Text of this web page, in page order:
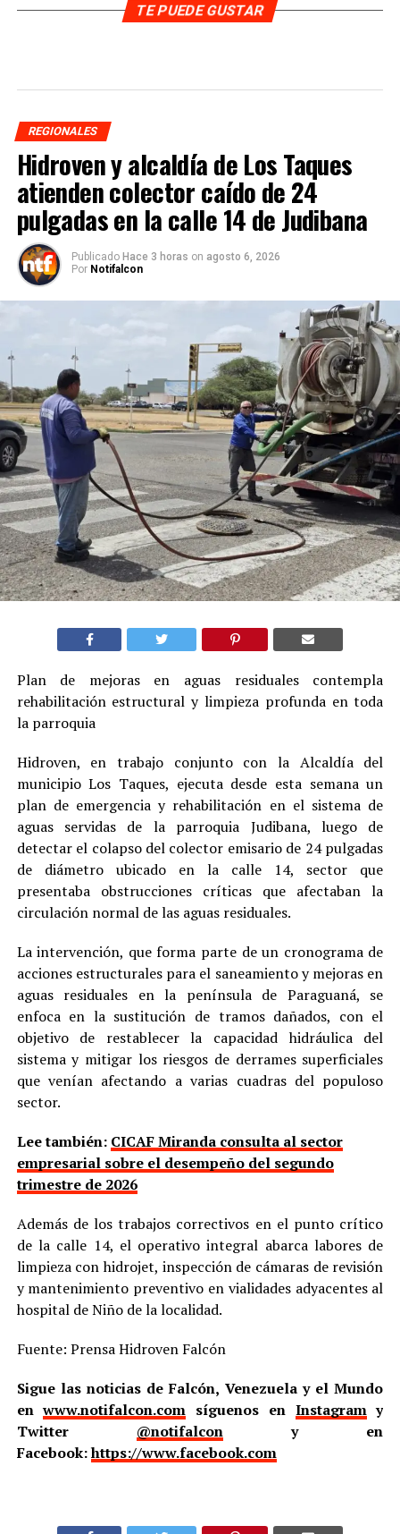
TE PUEDE GUSTAR
REGIONALES
Hidroven y alcaldía de Los Taques
atienden colector caído de 24
pulgadas en la calle 14 de Judibana
Publicado Hace 3 horas on agosto 6, 2026
Por Notifalcon
Plan de mejoras en aguas residuales contempla
rehabilitación estructural y limpieza profunda en toda
la parroquia
Hidroven, en trabajo conjunto con la Alcaldía del
municipio Los Taques, ejecuta desde esta semana un
plan de emergencia y rehabilitación en el sistema de
aguas servidas de la parroquia Judibana, luego de
detectar el colapso del colector emisario de 24 pulgadas
de diámetro ubicado en la calle 14, sector que
presentaba obstrucciones críticas que afectaban la
circulación normal de las aguas residuales.
La intervención, que forma parte de un cronograma de
acciones estructurales para el saneamiento y mejoras en
aguas residuales en la península de Paraguaná, se
enfoca en la sustitución de tramos dañados, con el
objetivo de restablecer la capacidad hidráulica del
sistema y mitigar los riesgos de derrames superficiales
que venían afectando a varias cuadras del populoso
sector.
Lee también: CICAF Miranda consulta al sector
empresarial sobre el desempeño del segundo
trimestre de 2026
Además de los trabajos correctivos en el punto crítico
de la calle 14, el operativo integral abarca labores de
limpieza con hidrojet, inspección de cámaras de revisión
y mantenimiento preventivo en vialidades adyacentes al
hospital de Niño de la localidad.
Fuente: Prensa Hidroven Falcón
Sigue las noticias de Falcón, Venezuela y el Mundo
enwww.notifalcon.com síguenos en Instagramy
Twitter @notifalcony en
Facebook:https://www.facebook.com